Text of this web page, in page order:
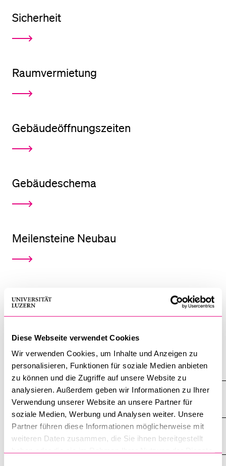
Diese Webseite verwendet Cookies
Wir verwenden Cookies, um Inhalte und Anzeigen zu
personalisieren, Funktionen für soziale Medien anbieten
zu können und die Zugriffe auf unsere Website zu
analysieren. Außerdem geben wir Informationen zu Ihrer
Verwendung unserer Website an unsere Partner für
soziale Medien, Werbung und Analysen weiter. Unsere
Partner führen diese Informationen möglicherweise mit
weiteren Daten zusammen, die Sie ihnen bereitgestellt
Sicherheit
Raumvermietung
Gebäudeöffnungszeiten
Gebäudeschema
Meilensteine Neubau
Virtueller Flug durchs Gebäude
Alle anzeigen
Sektionen
des
Hausordnung
Postadresse
Menuplan Mensa